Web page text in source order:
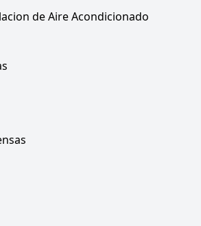
de Aire Acondicionado